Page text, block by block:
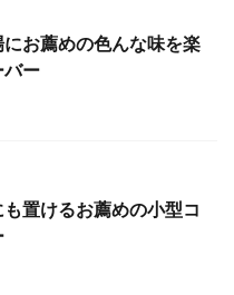
お薦めの色んな味を楽
バー
置けるお薦めの小型コ